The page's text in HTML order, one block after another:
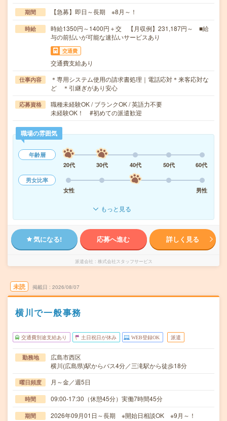
期間 【急募】即日～長期 ※8月～！
時給
時給1350円～1400円＋交 【月収例】231,187円～ ■給
与の前払いが可能な速払いサービスあり
交通費
交通費支給あり
仕事内容
＊専用システム使用の請求書処理｜電話応対＊来客応対な
ど ＊引継ぎがあり安心
応募資格
職種未経験OK / ブランクOK / 英語力不要
未経験OK！ #初めての派遣歓迎
職場の雰囲気
年齢層
20代
30代 40代 50代
60代
男女比率
女性
男性
もっと見る
気になる! 応募へ進む 詳しく見る
派遣会社 株式会社スタッフサービス
未読 掲載日 2026/08/07
横川で一般事務
交通費別途支給あり 土日祝日が休み WEB登録OK 派遣
勤務地
広島市西区
横川(広島県)駅からバス4分／三滝駅から徒歩18分
曜日頻度 月～金／週5日
時間 09:00-17:30（休憩45分）実働7時間45分
期間 2026年09月01日～長期 ※開始日相談OK ※9月～！